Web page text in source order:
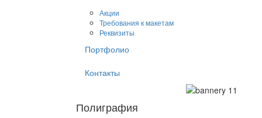
Акции
Требования к макетам
Реквизиты
Портфолио
Контакты
Полиграфия